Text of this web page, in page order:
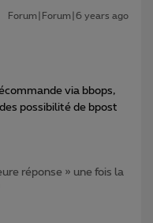
Forum|Forum|6 years ago
via bbops,
possibilité de bpost
réponse » une fois la